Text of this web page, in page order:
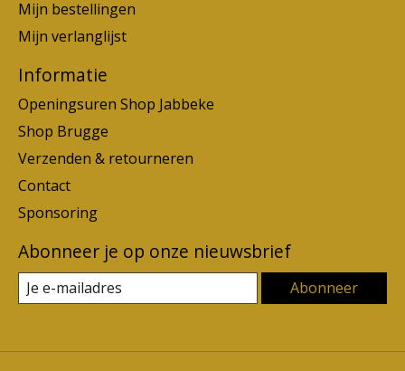
Mijn bestellingen
Mijn verlanglijst
Informatie
Openingsuren Shop Jabbeke
Shop Brugge
Verzenden & retourneren
Contact
Sponsoring
Abonneer je op onze nieuwsbrief
Abonneer